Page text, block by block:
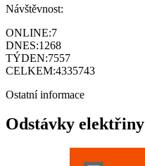
Návštěvnost:
ONLINE:7
DNES:1268
TÝDEN:7557
CELKEM:4335743
Ostatní informace
Odstávky elektřiny